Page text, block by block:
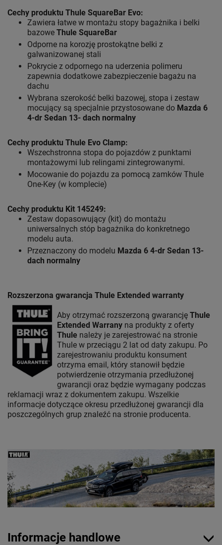
Cechy produktu Thule SquareBar Evo:
Zawiera łatwe w montażu stopy bagażnika i belki
bazowe Thule SquareBar
Odporne na korozję prostokątne belki z
galwanizowanej stali
Pokrycie z odpornego na uderzenia polimeru
zapewnia dodatkowe zabezpieczenie bagażu na
dachu
Wybrana szerokość belki bazowej, stopa i zestaw
mocujący są specjalnie przystosowane do Mazda 6
4-dr Sedan 13- dach normalny
Cechy produktu Thule Evo Clamp:
Wszechstronna stopa do pojazdów z punktami
montażowymi lub relingami zintegrowanymi.
Mocowanie do pojazdu za pomocą zamków Thule
One-Key (w komplecie)
Cechy produktu Kit 145249:
Zestaw dopasowujący (kit) do montażu
uniwersalnych stóp bagażnika do konkretnego
modelu auta.
Przeznaczony do modelu Mazda 6 4-dr Sedan 13-
dach normalny
Rozszerzona gwarancja Thule Extended warranty
Aby otrzymać rozszerzoną gwarancję Thule
Extended Warrany na produkty z oferty
Thule należy je zarejestrować na stronie
Thule w przeciągu 2 lat od daty zakupu. Po
zarejestrowaniu produktu konsument
otrzyma email, który stanowił będzie
potwierdzenie otrzymania przedłużonej
gwarancji oraz będzie wymagany podczas
reklamacji wraz z dokumentem zakupu. Wszelkie
informacje dotyczące okresu przedłużonej gwarancji dla
poszczególnych grup znaleźć na stronie producenta.
Informacje handlowe